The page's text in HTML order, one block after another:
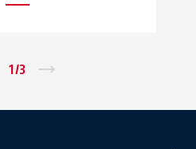
1/3